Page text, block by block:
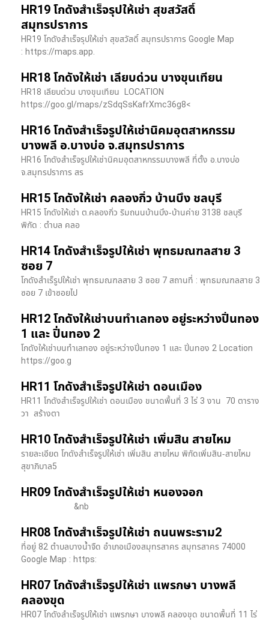
HR19 โกดังสำเร็จรุปให้เช่า สุขสวัสดิ์
สมุทรปราการ
HR19 โกดังสำเร็จรุปให้เช่า สุขสวัสดิ์ สมุทรปราการ Google Map
: https://maps.app.
HR18 โกดังให้เช่า เลียบด่วน บางขุนเทียน
HR18 เลียบด่วน​ บางขุนเทียน​ LOCATION
https://goo.gl/maps/zSdqSsKafrXmc36g8<
HR16 โกดังสำเร็จรูปให้เช่านิคมอุตสาหกรรม
บางพลี อ.บางบ่อ จ.สมุทรปราการ
HR16 โกดังสำเร็จรูปให้เช่านิคมอุตสาหกรรมบางพลี ที่ตั้ง อ.บางบ่อ
จ.สมุทรปราการ สร
HR15 โกดังให้เช่า คลองกิ่ว บ้านบึง ชลบุรี
HR15 โกดังให้เช่า ต.คลองกิ่ว ริมถนนบ้านบึง-บ้านค่าย 3138 ชลบุรี
พิกัด : ตำบล คลอ
HR14 โกดังสำเร็จรูปให้เช่า พุทธมณฑลสาย 3
ซอย 7
โกดังสำเร็รูปให้เช่า พุทธมณฑลสาย 3 ซอย 7 สถานที่ : พุทธมณฑลสาย 3
ซอย 7 เข้าซอยไป
HR12 โกดังให้เช่าบนทำเลทอง อยู่ระหว่างปิ่นทอง
1 และ ปิ่นทอง 2
โกดังให้เช่าบนทำเลทอง อยู่ระหว่างปิ่นทอง 1 และ ปิ่นทอง 2 Location
https://goo.g
HR11 โกดังสำเร็จรูปให้เช่า ดอนเมือง
HR11 โกดังสำเร็จรูปให้เช่า ดอนเมือง ขนาดพื้นที่ 3 ไร่ 3 งาน 70 ตาราง
วา สร้างตา
HR10 โกดังสำเร็จรูปให้เช่า เพิ่มสิน สายไหม
รายละเอียด โกดังสำเร็จรูปให้เช่า เพิ่มสิน สายไหม พิกัดเพิ่มสิน-สายไหม
สุขาภิบาล5
HR09 โกดังสำเร็จรูปให้เช่า หนองจอก
&nb
HR08 โกดังสำเร็จรูปให้เช่า ถนนพระราม2
ที่อยู่ 82 ตำบลบางน้ำจืด อำเภอเมืองสมุทรสาคร สมุทรสาคร 74000
Google Map : https:
HR07 โกดังสำเร็จรูปให้เช่า แพรกษา บางพลี​
คลองขุด
HR07 โกดังสำเร็จรูปให้เช่า แพรกษา บางพลี​ คลองขุด ขนาดพื้นที่ 11 ไร่